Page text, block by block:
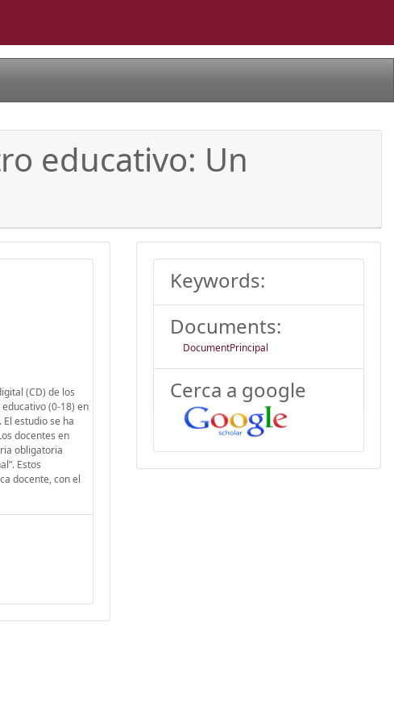
educativo: Un
(CD) de los
(0-18) en
estudio se ha
docentes en
obligatoria
Estos
docente, con el
Keywords:
Documents:
DocumentPrincipal
Cerca a google